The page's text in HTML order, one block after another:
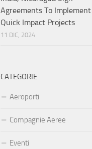
Agreements To Implement
Quick Impact Projects
11 DIC, 2024
CATEGORIE
Aeroporti
Compagnie Aeree
Eventi